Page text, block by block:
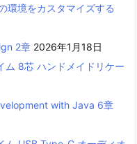
境をカスタマイズする
2章 2026年1月18日
ム 8芯 ハンドメイドリケー
with Java 6章